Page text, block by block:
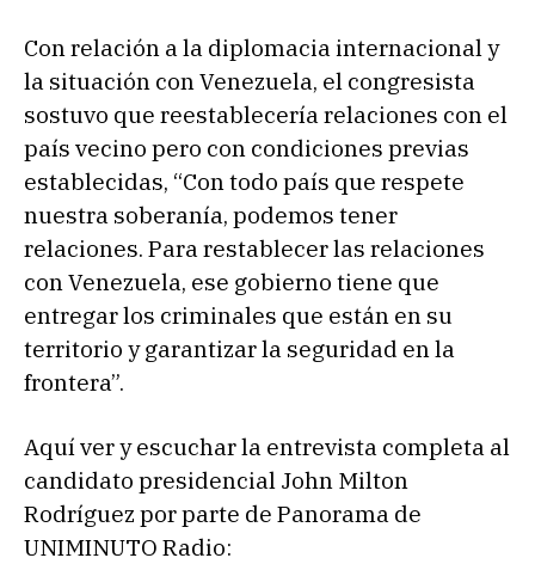
Con relación a la diplomacia internacional y
la situación con Venezuela, el congresista
sostuvo que reestablecería relaciones con el
país vecino pero con condiciones previas
establecidas, “Con todo país que respete
nuestra soberanía, podemos tener
relaciones. Para restablecer las relaciones
con Venezuela, ese gobierno tiene que
entregar los criminales que están en su
territorio y garantizar la seguridad en la
frontera”.
Aquí ver y escuchar la entrevista completa al
candidato presidencial John Milton
Rodríguez por parte de Panorama de
UNIMINUTO Radio: